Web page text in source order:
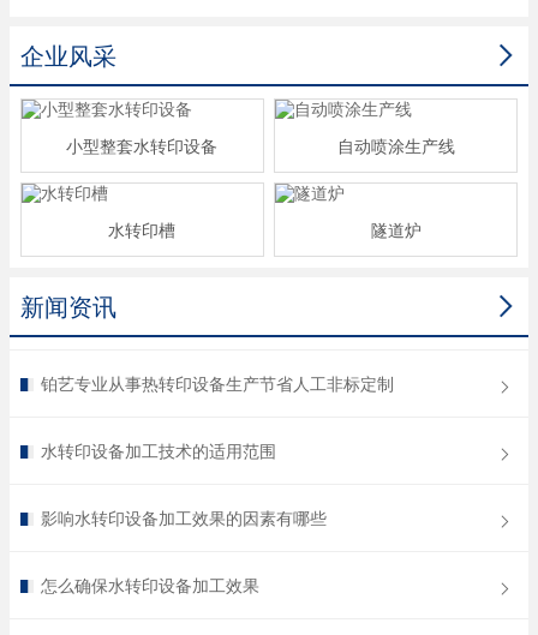

企业风采
小型整套水转印设备 自动喷涂生产线
水转印槽 隧道炉

新闻资讯
铂艺专业从事热转印设备生产节省人工非标定制
水转印设备加工技术的适用范围
影响水转印设备加工效果的因素有哪些
怎么确保水转印设备加工效果